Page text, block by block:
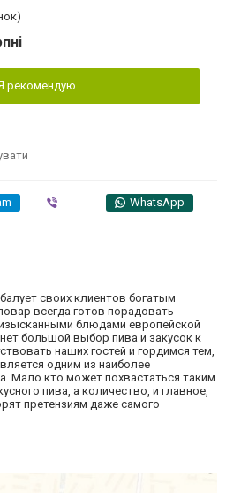
рекомендую
WhatsApp
своих клиентов богатым
всегда готов порадовать
блюдами европейской
большой выбор пива и закусок к
наших гостей и гордимся тем,
одним из наиболее
Мало кто может похвастаться таким
пива, а количество, и главное,
претензиям даже самого